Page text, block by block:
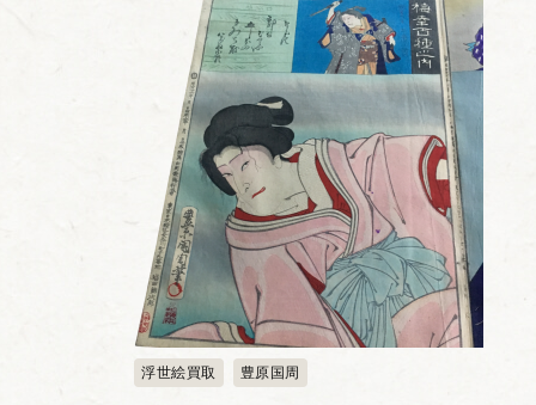
浮世絵買取 豊原国周